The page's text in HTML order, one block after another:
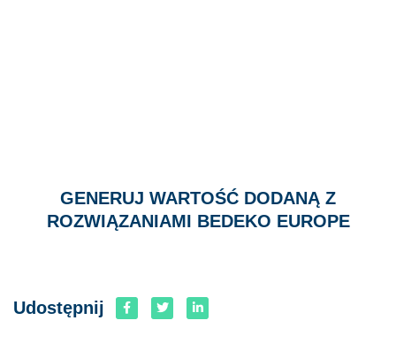
GENERUJ WARTOŚĆ DODANĄ Z
ROZWIĄZANIAMI BEDEKO EUROPE
Udostępnij